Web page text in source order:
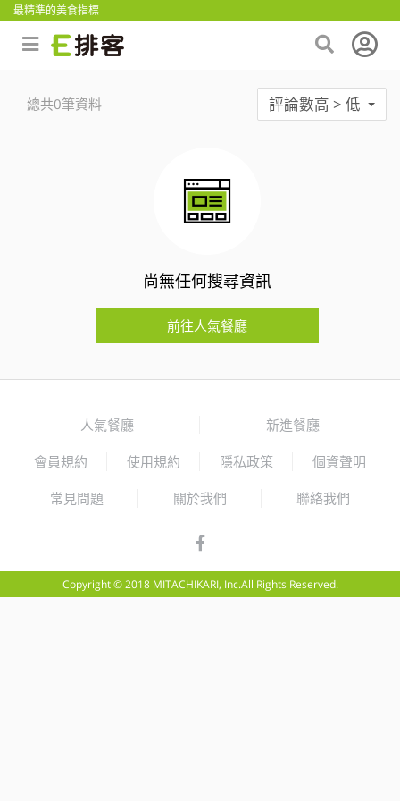
最精準的美食指標
總共0筆資料 評論數高 > 低
尚無任何搜尋資訊
前往人氣餐廳
人氣餐廳 新進餐廳
會員規約 使用規約 隱私政策 個資聲明
常見問題 關於我們 聯絡我們
Copyright © 2018 MITACHIKARI, Inc.All Rights Reserved.